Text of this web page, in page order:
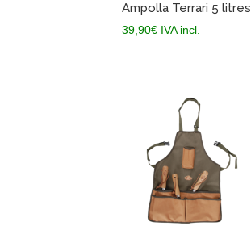
Ampolla Terrari 5 litres
39,90€ IVA incl.